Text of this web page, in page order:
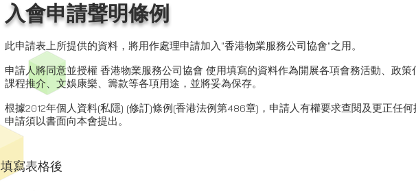
入會申請聲明條例
此申請表上所提供的資料，將用作處理申請加入"香港物業服務公司協會"之用。
申請人將同意並授權 香港物業服務公司協會 使用填寫的資料作為開展各項會務活動、政策
課程推介、文娛康樂、籌款等各項用途，並將妥為保存。
根據2012年個人資料(私隱) (修訂)條例(香港法例第486章)，申請人有權要求查閱及更正任
申請須以書面向本會提出。
​填寫表格後